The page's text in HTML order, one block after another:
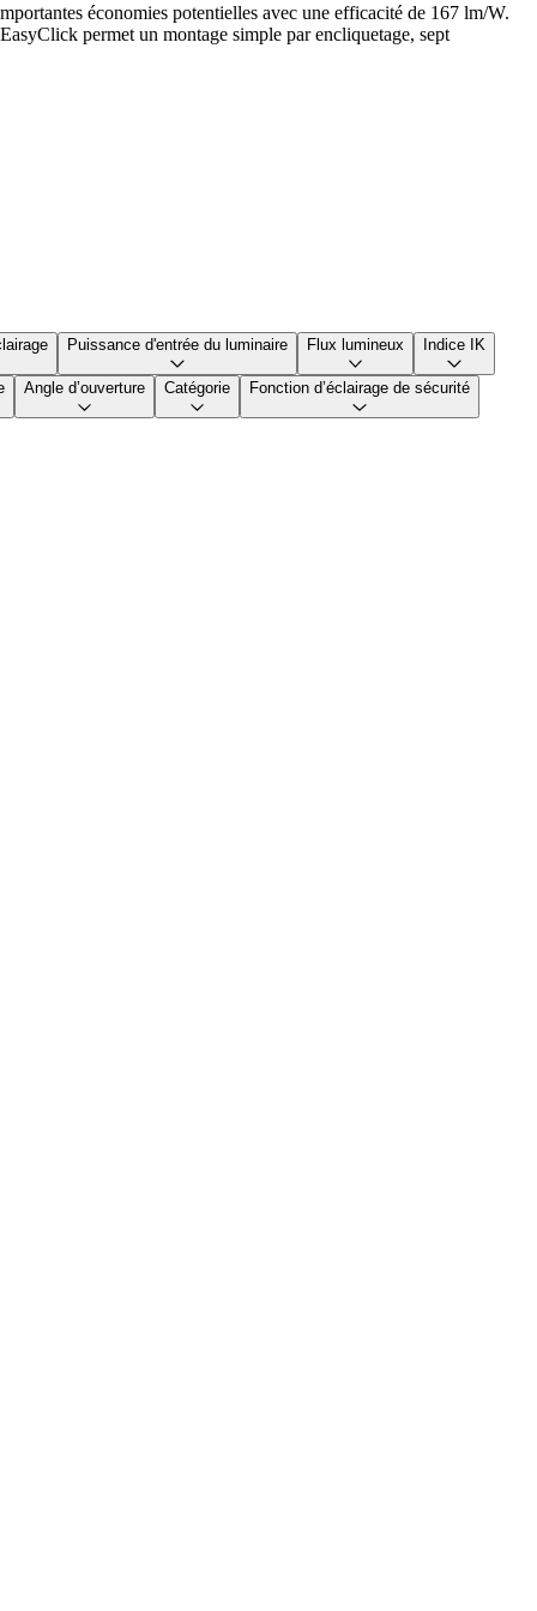
économies potentielles avec une efficacité de 167 lm/W.
permet un montage simple par encliquetage, sept
Puissance d'entrée du luminaire Flux lumineux Indice IK
Angle d’ouverture Catégorie Fonction d’éclairage de sécurité